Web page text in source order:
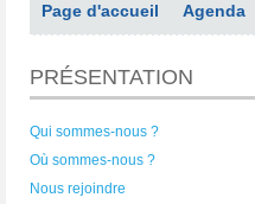
Page d'accueil Agenda
PRÉSENTATION
Qui sommes-nous ?
Où sommes-nous ?
Nous rejoindre